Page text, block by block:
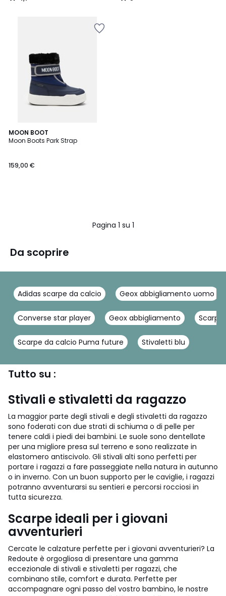
MOON BOOT
Moon Boots Park Strap
159,00 €
Pagina 1 su 1
Da scoprire
Adidas scarpe da calcio Geox abbigliamento uomo
Converse star player Geox abbigliamento
Scarpe da calcio Puma future Stivaletti blu
Tutto su :
Stivali e stivaletti da ragazzo
La maggior parte degli stivali e degli stivaletti da ragazzo
sono foderati con due strati di schiuma o di pelle per
tenere caldi i piedi dei bambini. Le suole sono dentellate
per una migliore presa sul terreno e sono realizzate in
elastomero antiscivolo. Gli stivali alti sono perfetti per
portare i ragazzi a fare passeggiate nella natura in autunno
o in inverno. Con un buon supporto per le caviglie, i ragazzi
potranno avventurarsi su sentieri e percorsi rocciosi in
tutta sicurezza.
Scarpe ideali per i giovani
avventurieri
Cercate le calzature perfette per i giovani avventurieri? La
Redoute è orgogliosa di presentare una gamma
eccezionale di stivali e stivaletti per ragazzi, che
combinano stile, comfort e durata. Perfette per
accompagnare ogni passo del vostro bambino, le nostre